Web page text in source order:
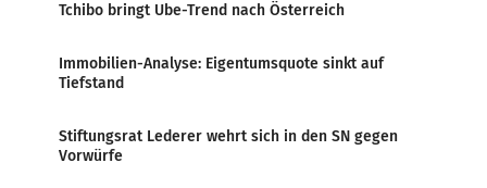
Tchibo bringt Ube-Trend nach Österreich
Immobilien-Analyse: Eigentumsquote sinkt auf
Tiefstand
Stiftungsrat Lederer wehrt sich in den SN gegen
Vorwürfe